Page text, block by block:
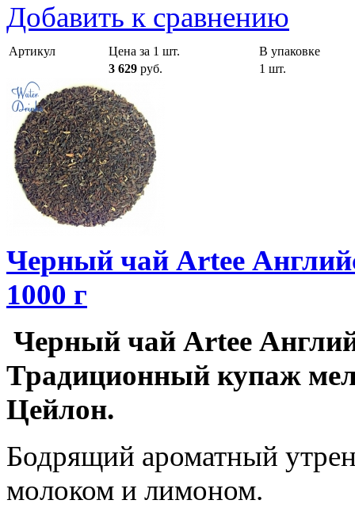
Добавить к сравнению
Артикул Цена за 1 шт.
В упаковке
3 629 руб. 1 шт.
Черный чай Artee
1000 г
Черный чай Artee
Традиционный купаж
Цейлон.
Бодрящий ароматный
молоком и лимоном.